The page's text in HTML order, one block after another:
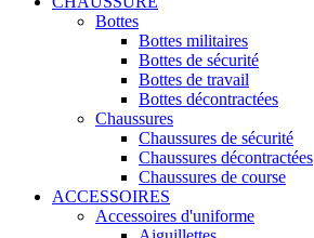
Bottes
Bottes militaires
Bottes de sécurité
Bottes de travail
Bottes décontractées
Chaussures
Chaussures de sécurité
Chaussures décontractées
Chaussures de course
ACCESSOIRES
Accessoires d'uniforme